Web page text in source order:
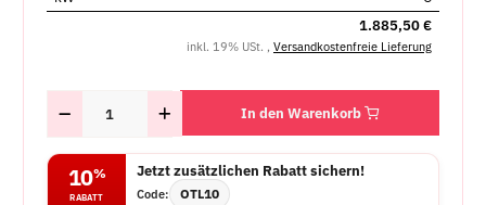
1.885,50 €
inkl. 19% USt. , Versandkostenfreie Lieferung
In den Warenkorb
10%
RABATT
Jetzt zusätzlichen Rabatt sichern!
Code: OTL10